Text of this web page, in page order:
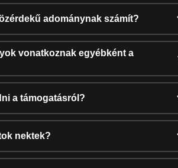
adománynak számít?
vonatkoznak egyébként a
a támogatásról?
nektek?